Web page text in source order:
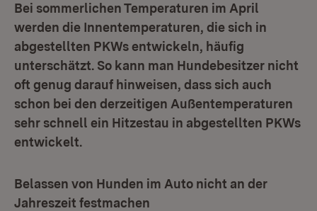
Bei sommerlichen Temperaturen im April
werden die Innentemperaturen, die sich in
abgestellten PKWs entwickeln, häufig
unterschätzt. So kann man Hundebesitzer nicht
oft genug darauf hinweisen, dass sich auch
schon bei den derzeitigen Außentemperaturen
sehr schnell ein Hitzestau in abgestellten PKWs
entwickelt.
Belassen von Hunden im Auto nicht an der
Jahreszeit festmachen